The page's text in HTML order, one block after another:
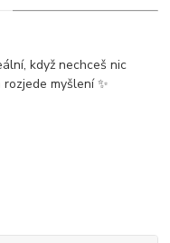
když nechceš nic
myšlení ✨